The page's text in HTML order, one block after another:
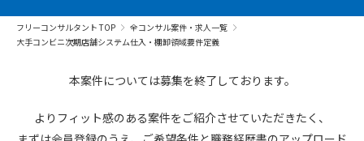
フリーコンサルタント TOP
全コンサル案件・求人一覧
大手コンビニ次期店舗システム仕入・棚卸領域要件定義
本案件については募集を終了しております。
よりフィット感のある案件をご紹介させていただきたく、